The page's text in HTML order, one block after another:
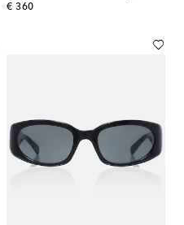
€ 360
original price